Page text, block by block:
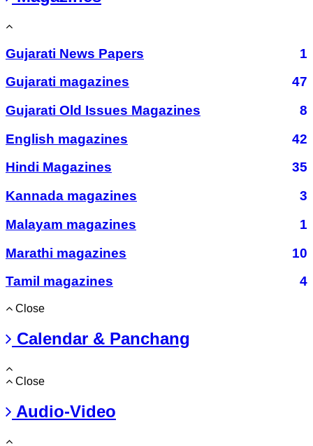
Gujarati News Papers
1
Gujarati magazines
47
Gujarati Old Issues Magazines
8
English magazines
42
Hindi Magazines
35
Kannada magazines
3
Malayam magazines
1
Marathi magazines
10
Tamil magazines
4
Close
Calendar & Panchang
Close
Audio-Video